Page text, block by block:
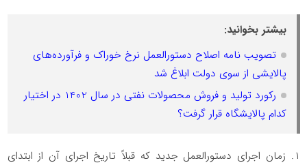
بیشتر بخوانید:
تصویب نامه اصلاح دستورالعمل نرخ خوراک و فرآورده‌های
پالایشی از سوی دولت ابلاغ شد
رکورد تولید و فروش محصولات نفتی در سال 1402 در اختیار
کدام پالایشگاه قرار گرفت؟
۱. زمان اجرای دستورالعمل جدید که قبلاً تاریخ اجرای آن از ابتدای